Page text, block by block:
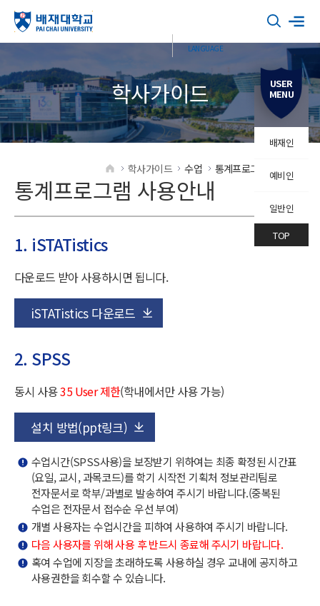
학사가이드
통계프로그램 사용안내
HOME
학사가이드 수업 통계프로그램 사용안내
1. iSTATistics
다운로드 받아 사용하시면 됩니다.
iSTATistics 다운로드
2. SPSS
동시 사용35 User 제한(학내에서만 사용 가능)
설치 방법(ppt링크)
수업시간(SPSS사용)을 보장받기 위하여는 최종 확정된 시간표
(요일, 교시, 과목코드)를 학기 시작전 기획처 정보관리팀로
전자문서로 학부/과별로 발송하여 주시기 바랍니다.(중복된
수업은 전자문서 접수순 우선 부여)
개별 사용자는 수업시간을 피하여 사용하여 주시기 바랍니다.
다음 사용자를 위해 사용 후 반드시 종료해 주시기 바랍니다.
혹여 수업에 지장을 초래하도록 사용하실 경우 교내에 공지하고
사용권한을 회수할 수 있습니다.
USER
MENU
배재인
예비인
일반인
TOP